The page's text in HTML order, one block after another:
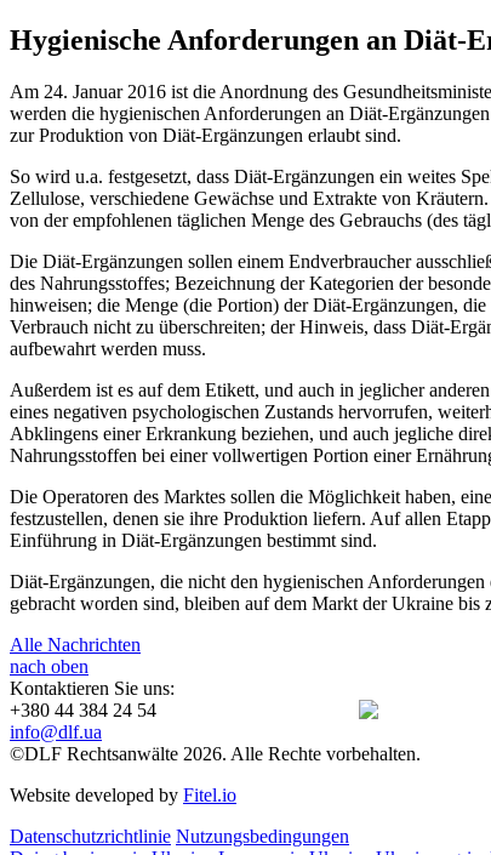
Hygienische Anforderungen an Diät-
Am 24. Januar 2016 ist die Anordnung des
werden die hygienischen Anforderungen an Diät-
zur Produktion von Diät-Ergänzungen erlaubt sind.
So wird u.a. festgesetzt, dass Diät-Ergänzungen ein weites
Zellulose, verschiedene Gewächse und Extrakte von
von der empfohlenen täglichen Menge des Gebrauchs (des
Die Diät-Ergänzungen sollen einem Endverbraucher
des Nahrungsstoffes; Bezeichnung der Kategorien der
hinweisen; die Menge (die Portion) der Diät-Ergänzungen,
Verbrauch nicht zu überschreiten; der Hinweis, dass Diät-
aufbewahrt werden muss.
Außerdem ist es auf dem Etikett, und auch in jeglicher
eines negativen psychologischen Zustands hervorrufen,
Abklingens einer Erkrankung beziehen, und auch jegliche
Nahrungsstoffen bei einer vollwertigen Portion einer
Die Operatoren des Marktes sollen die Möglichkeit haben,
festzustellen, denen sie ihre Produktion liefern. Auf allen
Einführung in Diät-Ergänzungen bestimmt sind.
Diät-Ergänzungen, die nicht den hygienischen
gebracht worden sind, bleiben auf dem Markt der Ukraine
Alle Nachrichten
nach oben
Kontaktieren Sie uns:
+380 44 384 24 54
info@dlf.ua
©DLF Rechtsanwälte 2026. Alle Rechte vorbehalten.
Website developed by Fitel.io
Datenschutzrichtlinie Nutzungsbedingungen